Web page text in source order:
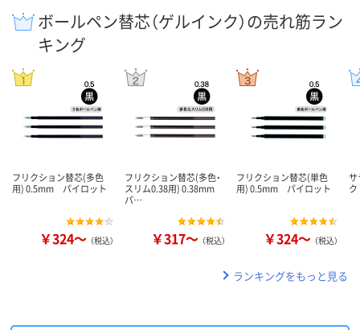
ボールペン替芯（ゲルインク）の売れ筋ラン
キング
フリクション替芯(多色
用) 0.5mm パイロット
￥324～ （税込）
フリクション替芯(多色・
スリム0.38用) 0.38mm
パ…
￥317～ （税込）
フリクション替芯(単色
用) 0.5mm パイロット
￥324～ （税込）
ランキングをもっと見る